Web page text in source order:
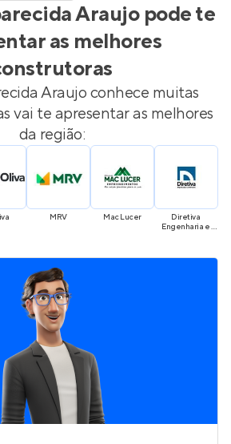
Araujopode te
as melhores
Araujoconhece muitas
vai te apresentar as melhores
da região:
MRV Mac Lucer
Diretiva
Engenharia e